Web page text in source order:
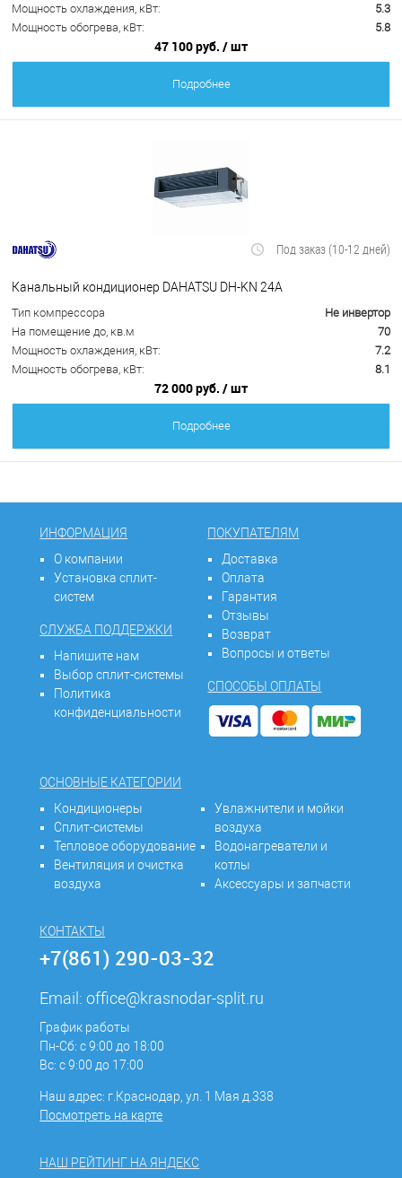
Мощность охлаждения, кВт:
5.3
Мощность обогрева, кВт:
5.8
47 100 руб. / шт
Подробнее
Под заказ (10-12 дней)
Канальный кондиционер DAHATSU DH-KN 24A
Тип компрессора
Не инвертор
На помещение до, кв.м
70
Мощность охлаждения, кВт:
7.2
Мощность обогрева, кВт:
8.1
72 000 руб. / шт
Подробнее
ИНФОРМАЦИЯ
О компании
Установка сплит-
систем
СЛУЖБА ПОДДЕРЖКИ
Напишите нам
Выбор сплит-системы
Политика
конфиденциальности
ПОКУПАТЕЛЯМ
Доставка
Оплата
Гарантия
Отзывы
Возврат
Вопросы и ответы
СПОСОБЫ ОПЛАТЫ
ОСНОВНЫЕ КАТЕГОРИИ
Кондиционеры
Сплит-системы
Тепловое оборудование
Вентиляция и очистка
воздуха
Увлажнители и мойки
воздуха
Водонагреватели и
котлы
Аксессуары и запчасти
КОНТАКТЫ
+7(861) 290-03-32
Email:office@krasnodar-split.ru
График работы
Пн-Сб: с 9:00 до 18:00
Вс: с 9:00 до 17:00
Наш адрес: г.Краснодар, ул. 1 Мая д.338
Посмотреть на карте
НАШ РЕЙТИНГ НА ЯНДЕКС